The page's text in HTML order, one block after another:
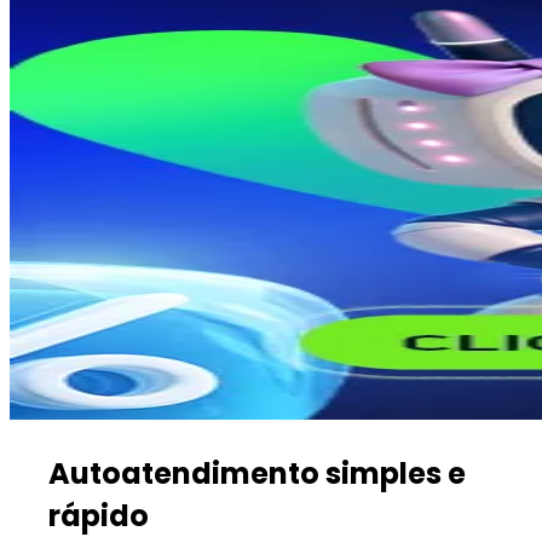
Autoatendimento simples e
rápido